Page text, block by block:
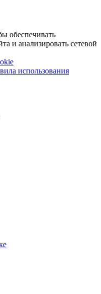
обеспечивать
и анализировать сетевой
использования